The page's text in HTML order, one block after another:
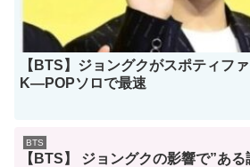
【BTS】ジョングクがスポティフ
K―POPソロで最速
BTS
【BTS】 ジョングクの影響で”あ